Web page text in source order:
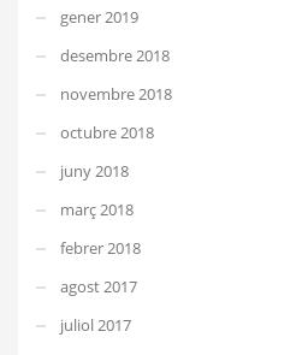
gener 2019
desembre 2018
novembre 2018
octubre 2018
juny 2018
març 2018
febrer 2018
agost 2017
juliol 2017